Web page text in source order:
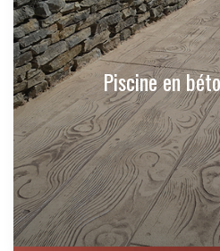
Piscine en